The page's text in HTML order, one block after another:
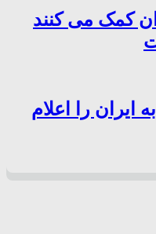
کمک می کنند
ایران را اعلام